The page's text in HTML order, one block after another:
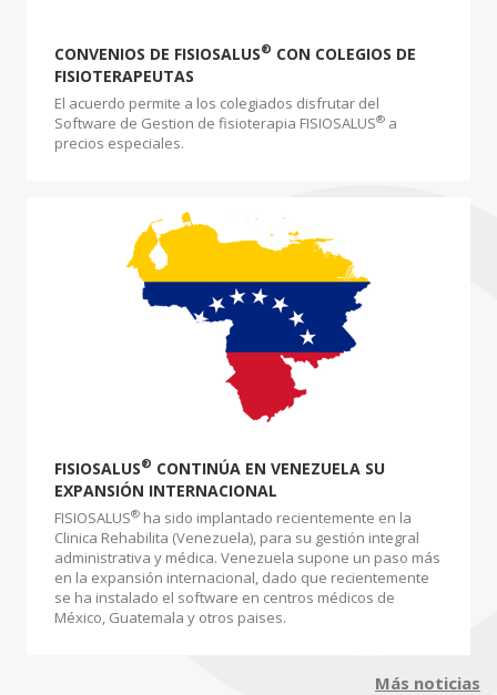
CONVENIOS DE FISIOSALUS® CON COLEGIOS DE
FISIOTERAPEUTAS
El acuerdo permite a los colegiados disfrutar del
Software de Gestion de fisioterapia FISIOSALUS® a
precios especiales.
FISIOSALUS® CONTINÚA EN VENEZUELA SU
EXPANSIÓN INTERNACIONAL
FISIOSALUS® ha sido implantado recientemente en la
Clinica Rehabilita (Venezuela), para su gestión integral
administrativa y médica. Venezuela supone un paso más
en la expansión internacional, dado que recientemente
se ha instalado el software en centros médicos de
México, Guatemala y otros paises.
Más noticias